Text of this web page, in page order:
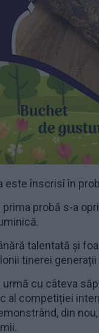
este înscrisî în
prima probă s-a
talentată și
tinerei
urmă cu câteva
al competiției
din